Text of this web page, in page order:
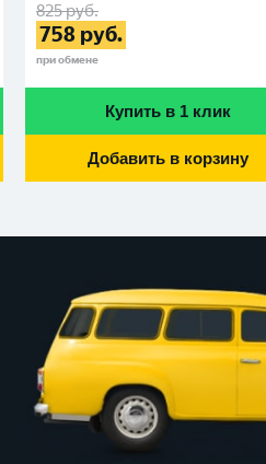
825руб.
758 руб.
при обмене
Купить в 1 клик
Добавить в корзину